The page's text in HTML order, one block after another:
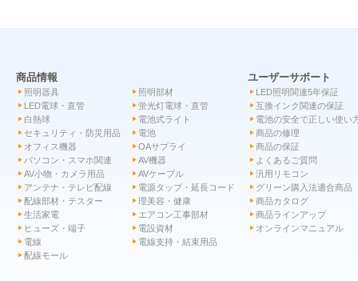
商品情報
照明器具
照明部材
LED電球・直管
蛍光灯電球・直管
白熱球
電池式ライト
セキュリティ・防災用品
電池
オフィス機器
OAサプライ
パソコン・スマホ関連
AV機器
AV小物・カメラ用品
AVケーブル
アンテナ・テレビ配線
電源タップ・延長コード
配線部材・テスター
理美容・健康
生活家電
エアコン工事部材
ヒューズ・端子
電設資材
電線
電線支持・結束用品
配線モール
ユーザーサポート
LED照明関連5年保証
互換インク関連の保証
電池の安全で正しい使い
商品の修理
商品の保証
よくあるご質問
汎用リモコン
グリーン購入法適合商品
商品カタログ
商品ラインアップ
オンラインマニュアル